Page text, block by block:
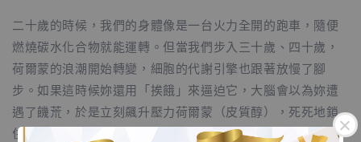
二十歲的時候，我們的身體像是一台火力全開的跑車，隨便
燃燒碳水化合物就能運轉。但當我們步入三十歲、四十歲，
荷爾蒙的浪潮開始轉變，細胞的代謝引擎也跟著放慢了腳
步。如果這時候妳還用「挨餓」來逼迫它，大腦會以為妳遭
遇了饑荒，於是立刻飆升壓力荷爾蒙（皮質醇），死死地鎖
住每一滴脂肪，特別是囤積在妳最在意的腹部。